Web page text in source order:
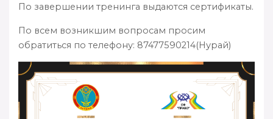
По завершении тренинга выдаются сертификаты.
По всем возникшим вопросам просим
обратиться по телефону: 87477590214(Нурай)